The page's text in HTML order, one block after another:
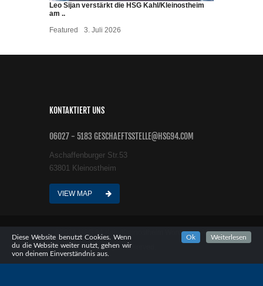
Leo Sijan verstärkt die HSG Kahl/Kleinostheim
am ..
Featured
3. Juli 2026
KONTAKTIERT UNS
06027 - 5183 GESCHAEFTSSTELLE@HSG94.COM
Aschaffenburger Str.53
63801 Kleinostheim
VIEW MAP
©2024 HSG 94 Kahl/Kleinostheim Wordpress All
rights reserved.
Diese Website benutzt Cookies. Wenn
du die Website weiter nutzt, gehen wir
von deinem Einverständnis aus.
Ok Weiterlesen